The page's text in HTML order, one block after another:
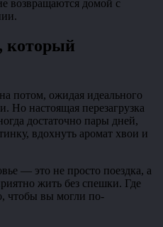
возвращаются домой с
который
потом, ожидая идеального
Но настоящая перезагрузка
достаточно пары дней,
вдохнуть аромат хвои и
— это не просто поездка, а
жить без спешки. Где
чтобы вы могли по-